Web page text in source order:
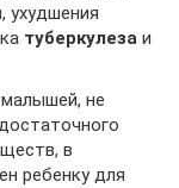
ухудшения
туберкулеза и
не
в
ребенку для